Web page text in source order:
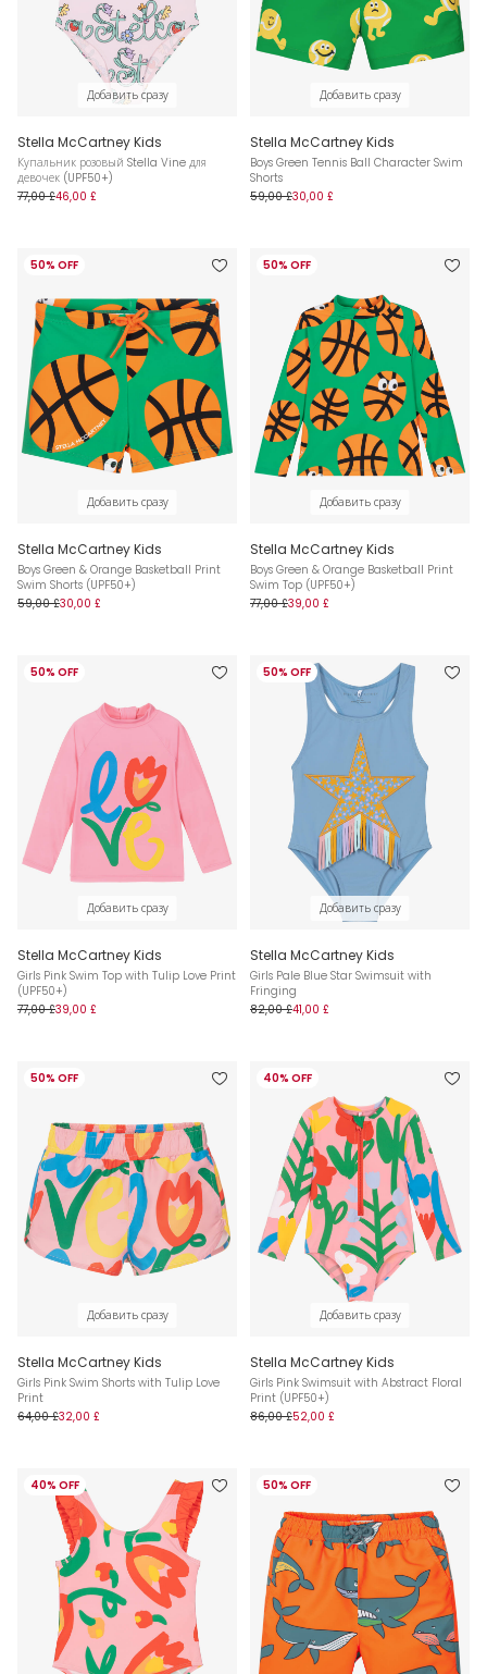
Добавить сразу
Stella McCartney Kids
Купальник розовый Stella Vine для
девочек (UPF50+)
77,00 £46,00 £
Добавить сразу
Stella McCartney Kids
Boys Green Tennis Ball Character Swim
Shorts
59,00 £30,00 £
50% OFF
Добавить сразу
Stella McCartney Kids
Boys Green & Orange Basketball Print
Swim Shorts (UPF50+)
59,00 £30,00 £
50% OFF
Добавить сразу
Stella McCartney Kids
Boys Green & Orange Basketball Print
Swim Top (UPF50+)
77,00 £39,00 £
50% OFF
Добавить сразу
Stella McCartney Kids
Girls Pink Swim Top with Tulip Love Print
(UPF50+)
77,00 £39,00 £
50% OFF
Добавить сразу
Stella McCartney Kids
Girls Pale Blue Star Swimsuit with
Fringing
82,00 £41,00 £
50% OFF
Добавить сразу
Stella McCartney Kids
Girls Pink Swim Shorts with Tulip Love
Print
64,00 £32,00 £
40% OFF
Добавить сразу
Stella McCartney Kids
Girls Pink Swimsuit with Abstract Floral
Print (UPF50+)
86,00 £52,00 £
40% OFF 50% OFF